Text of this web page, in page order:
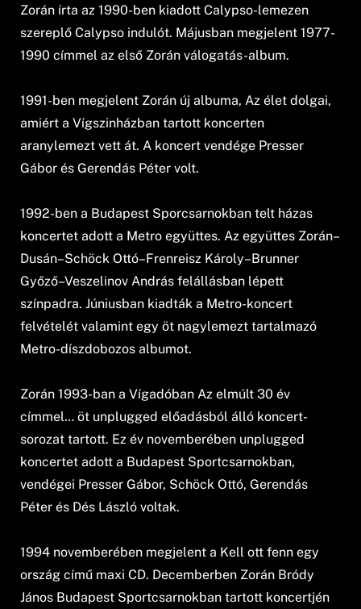
Zorán írta az 1990-ben kiadott Calypso-lemezen
szereplő Calypso indulót. Májusban megjelent 1977-
1990 címmel az első Zorán válogatás-album.
1991-ben megjelent Zorán új albuma, Az élet dolgai,
amiért a Vígszinházban tartott koncerten
aranylemezt vett át. A koncert vendége Presser
Gábor és Gerendás Péter volt.
1992-ben a Budapest Sporcsarnokban telt házas
koncertet adott a Metro együttes. Az együttes Zorán–
Dusán–Schöck Ottó–Frenreisz Károly–Brunner
Győző–Veszelinov András felállásban lépett
színpadra. Júniusban kiadták a Metro-koncert
felvételét valamint egy öt nagylemezt tartalmazó
Metro-díszdobozos albumot.
Zorán 1993-ban a Vígadóban Az elmúlt 30 év
címmel… öt unplugged előadásból álló koncert-
sorozat tartott. Ez év novemberében unplugged
koncertet adott a Budapest Sportcsarnokban,
vendégei Presser Gábor, Schöck Ottó, Gerendás
Péter és Dés László voltak.
1994 novemberében megjelent a Kell ott fenn egy
ország című maxi CD. Decemberben Zorán Bródy
János Budapest Sportcsarnokban tartott koncertjén